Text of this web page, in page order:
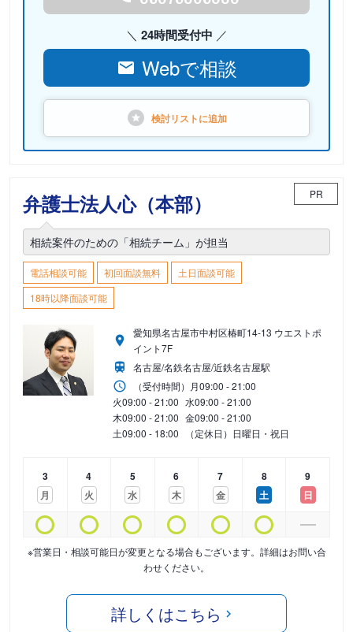
24時間受付中
Webで相談
検討リストに追加
弁護士法人心（本部） PR
相続案件のための「相続チーム」が担当
電話相談可能 初回面談無料
土日面談可能
18時以降面談可能
愛知県名古屋市中村区椿町14-13 ウエストポ
イント7F
名古屋/名鉄名古屋/近鉄名古屋駅
（受付時間） 月09:00 - 21:00
火09:00 - 21:00 水09:00 - 21:00
木09:00 - 21:00 金09:00 - 21:00
土09:00 - 18:00 （定休日）日曜日・祝日
3
月
4
火
5
水
6
木
7
金
8
土
9
日
※営業日・相談可能日が変更となる場合もございます。詳細はお問い合
わせください。
詳しくはこちら